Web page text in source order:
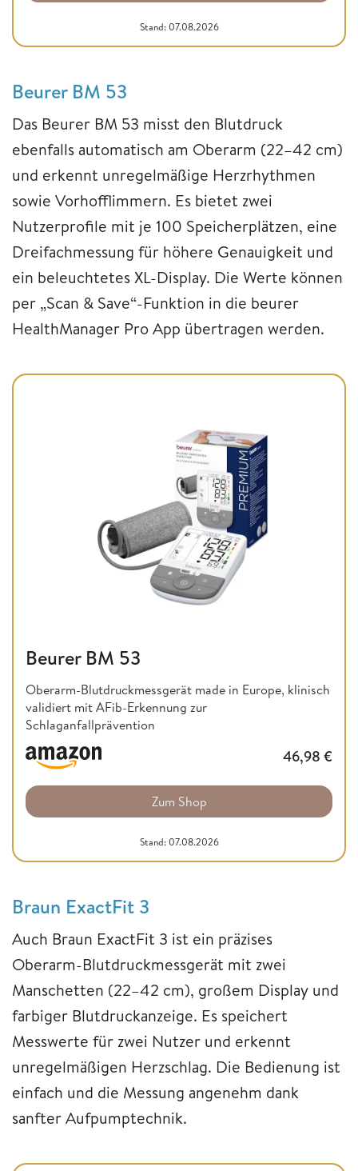
Stand: 07.08.2026
Beurer BM 53
Das Beurer BM 53 misst den Blutdruck
ebenfalls automatisch am Oberarm (22–42 cm)
und erkennt unregelmäßige Herzrhythmen
sowie Vorhofflimmern. Es bietet zwei
Nutzerprofile mit je 100 Speicherplätzen, eine
Dreifachmessung für höhere Genauigkeit und
ein beleuchtetes XL-Display. Die Werte können
per „Scan & Save“-Funktion in die beurer
HealthManager Pro App übertragen werden.
Beurer BM 53
Oberarm-Blutdruckmessgerät made in Europe, klinisch
validiert mit AFib-Erkennung zur
Schlaganfallprävention
46,98 €
Zum Shop
Stand: 07.08.2026
Braun ExactFit 3
Auch Braun ExactFit 3 ist ein präzises
Oberarm-Blutdruckmessgerät mit zwei
Manschetten (22–42 cm), großem Display und
farbiger Blutdruckanzeige. Es speichert
Messwerte für zwei Nutzer und erkennt
unregelmäßigen Herzschlag. Die Bedienung ist
einfach und die Messung angenehm dank
sanfter Aufpumptechnik.